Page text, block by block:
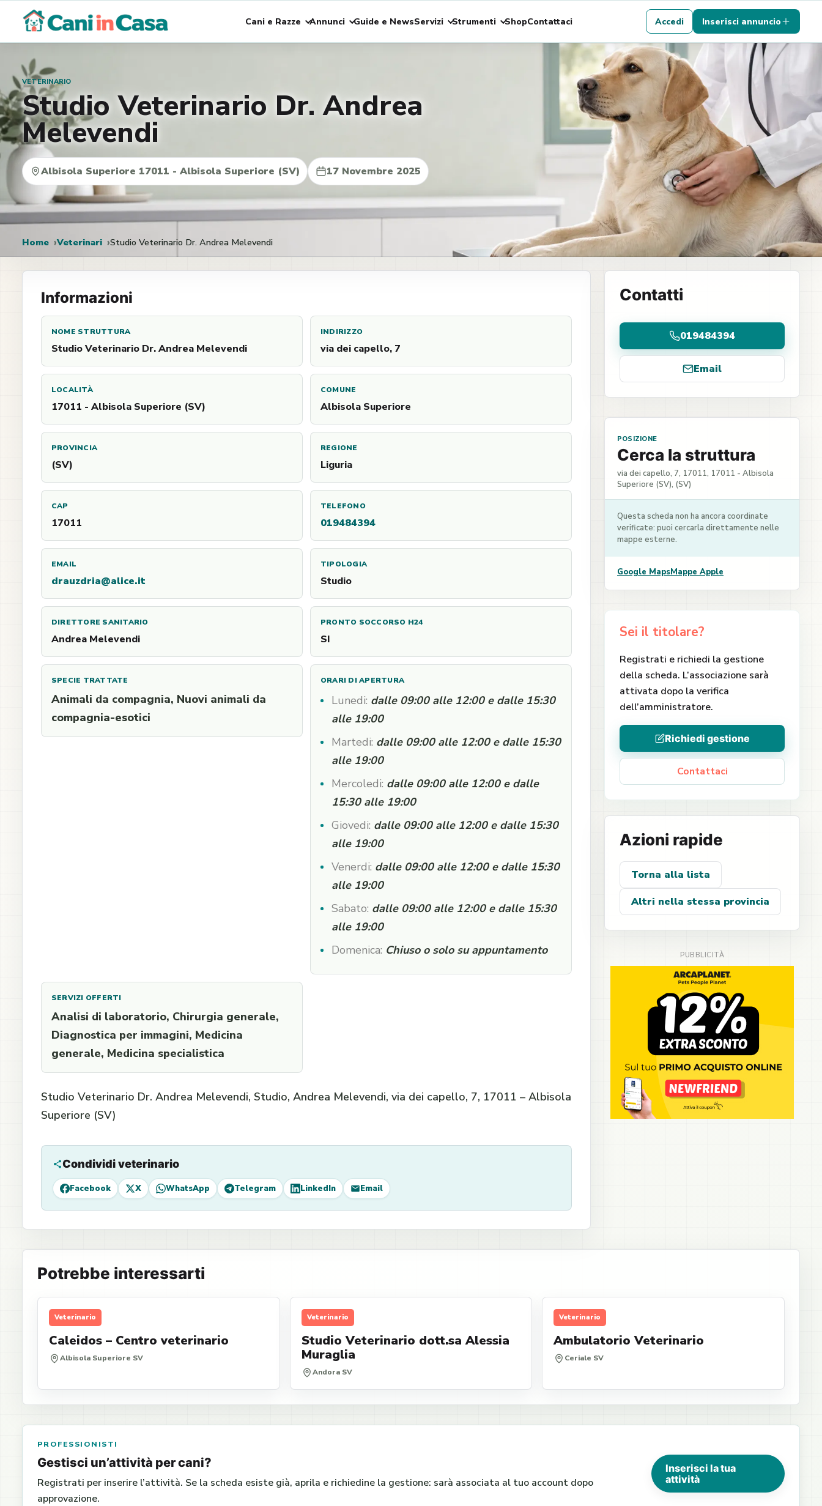
contenuto
Cani e Razze Annunci Guide e NewsServizi Strumenti ShopContattaci Accedi Inserisci annuncio
VETERINARIO
Studio Veterinario Dr. Andrea
Melevendi
Albisola Superiore 17011 - Albisola Superiore (SV) 17 Novembre 2025
Home Veterinari Studio Veterinario Dr. Andrea Melevendi
Informazioni
NOME STRUTTURA
Studio Veterinario Dr. Andrea Melevendi
INDIRIZZO
via dei capello, 7
LOCALITÀ
17011 - Albisola Superiore (SV)
COMUNE
Albisola Superiore
PROVINCIA
(SV)
REGIONE
Liguria
CAP
17011
TELEFONO
019484394
EMAIL
drauzdria@alice.it
TIPOLOGIA
Studio
DIRETTORE SANITARIO
Andrea Melevendi
PRONTO SOCCORSO H24
SI
SPECIE TRATTATE
Animali da compagnia, Nuovi animali da
compagnia-esotici
ORARI DI APERTURA
Lunedi: dalle 09:00 alle 12:00 e dalle 15:30
alle 19:00
Martedi: dalle 09:00 alle 12:00 e dalle 15:30
alle 19:00
Mercoledi: dalle 09:00 alle 12:00 e dalle
15:30 alle 19:00
Giovedi: dalle 09:00 alle 12:00 e dalle 15:30
alle 19:00
Venerdi: dalle 09:00 alle 12:00 e dalle 15:30
alle 19:00
Sabato: dalle 09:00 alle 12:00 e dalle 15:30
alle 19:00
Domenica: Chiuso o solo su appuntamento
SERVIZI OFFERTI
Analisi di laboratorio, Chirurgia generale,
Diagnostica per immagini, Medicina
generale, Medicina specialistica
Studio Veterinario Dr. Andrea Melevendi, Studio, Andrea Melevendi, via dei capello, 7, 17011 – Albisola
Superiore (SV)
Condividi veterinario
Facebook X WhatsApp Telegram LinkedIn Email
Contatti
019484394
Email
POSIZIONE
Cerca la struttura
via dei capello, 7, 17011, 17011 - Albisola
Superiore (SV), (SV)
Questa scheda non ha ancora coordinate
verificate: puoi cercarla direttamente nelle
mappe esterne.
Google MapsMappe Apple
Sei il titolare?
Registrati e richiedi la gestione
della scheda. L’associazione sarà
attivata dopo la verifica
dell’amministratore.
Richiedi gestione
Contattaci
Azioni rapide
Torna alla lista
Altri nella stessa provincia
Potrebbe interessarti
Veterinario
Caleidos – Centro veterinario
Albisola Superiore SV
Veterinario
Studio Veterinario dott.sa Alessia
Muraglia
Andora SV
Veterinario
Ambulatorio Veterinario
Ceriale SV
PROFESSIONISTI
Gestisci un’attività per cani?
Registrati per inserire l’attività. Se la scheda esiste già, aprila e richiedine la gestione: sarà associata al tuo account dopo
approvazione.
Inserisci la tua
attività